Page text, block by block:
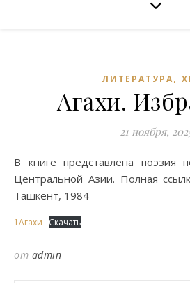
ЛИТЕРАТУРА,
Агахи.
21 ноября,
В книге представлена поэзия позднесредневековой
Центральной Азии. Полная
Ташкент, 1984
1Агахи Скачать
от admin